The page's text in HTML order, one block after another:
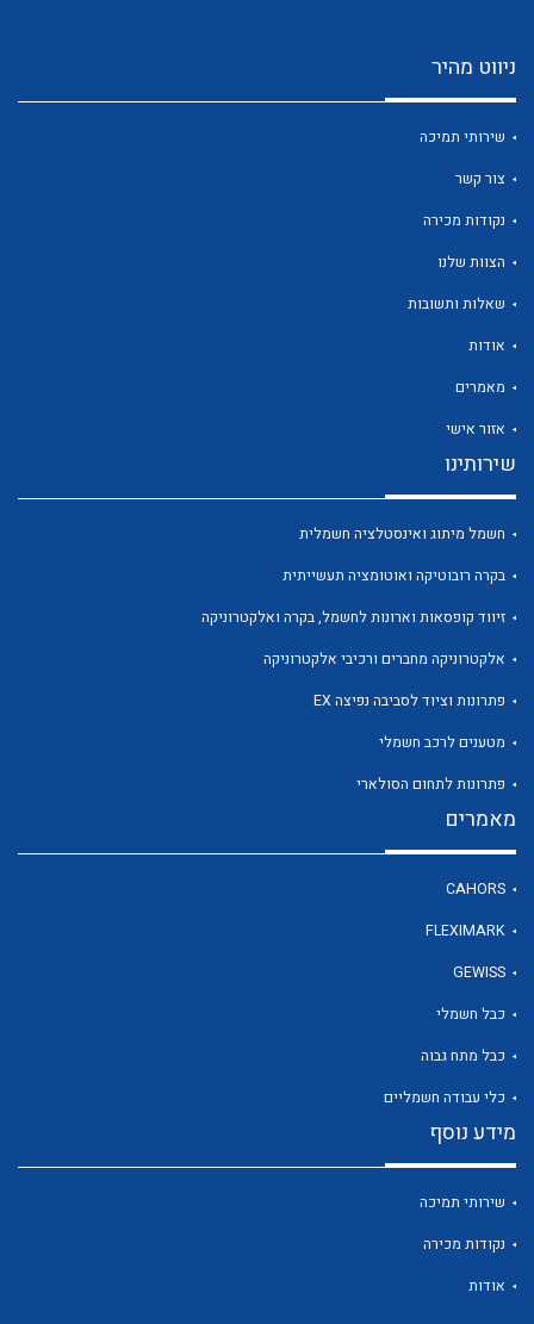
לכל מוצרי היצרן
לכל מוצרי היצרן
ניווט מהיר
שירותי תמיכה
צור קשר
נקודות מכירה
הצוות שלנו
שאלות ותשובות
אודות
מאמרים
אזור אישי
שירותינו
חשמל מיתוג ואינסטלציה חשמלית
בקרה רובוטיקה ואוטומציה תעשייתית
זיווד קופסאות וארונות לחשמל, בקרה ואלקטרוניקה
אלקטרוניקה מחברים ורכיבי אלקטרוניקה
פתרונות וציוד לסביבה נפיצה EX
מטענים לרכב חשמלי
פתרונות לתחום הסולארי
מאמרים
CAHORS
FLEXIMARK
GEWISS
כבל חשמלי
כבל מתח גבוה
כלי עבודה חשמליים
מידע נוסף
שירותי תמיכה
נקודות מכירה
אודות